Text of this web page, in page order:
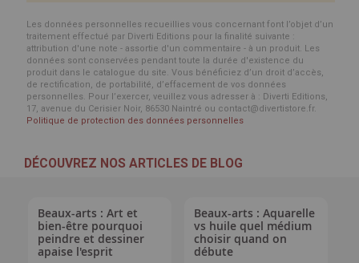
Les données personnelles recueillies vous concernant font l’objet d’un
traitement effectué par Diverti Editions pour la finalité suivante :
attribution d'une note - assortie d'un commentaire - à un produit. Les
données sont conservées pendant toute la durée d'existence du
produit dans le catalogue du site. Vous bénéficiez d’un droit d’accès,
de rectification, de portabilité, d’effacement de vos données
personnelles. Pour l’exercer, veuillez vous adresser à : Diverti Editions,
17, avenue du Cerisier Noir, 86530 Naintré ou contact@divertistore.fr.
Politique de protection des données personnelles
DÉCOUVREZ NOS ARTICLES DE BLOG
Beaux-arts : Art et
bien-être pourquoi
peindre et dessiner
apaise l'esprit
Beaux-arts : Aquarelle
vs huile quel médium
choisir quand on
débute